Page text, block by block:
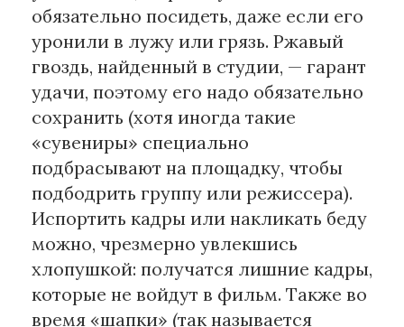
обязательно посидеть, даже если его
уронили в лужу или грязь. Ржавый
гвоздь, найденный в студии, — гарант
удачи, поэтому его надо обязательно
сохранить (хотя иногда такие
«сувениры» специально
подбрасывают на площадку, чтобы
подбодрить группу или режиссера).
Испортить кадры или накликать беду
можно, чрезмерно увлекшись
хлопушкой: получатся лишние кадры,
которые не войдут в фильм. Также во
время «шапки» (так называется